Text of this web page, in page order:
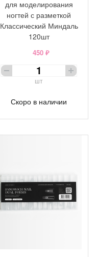
для моделирования
ногтей с разметкой
Классический Миндаль
120шт
450 ₽
шт
Скоро в наличии